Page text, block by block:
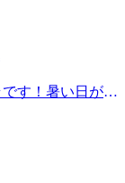
泡でお身体を
～16：0016：50
時間のご希望で
のご来店心より
＿＿＿＿＿＿＿
５２-３ハイツ
とが重要です
ストレッチをす
に手が付かない
ントをおいて全
箇所、90分は3
がお疲れの方は
来店を心よりお
のお知らせで
す！暑い日が続
自律神経が乱れ
。自律神経を整
ランスの摂れた